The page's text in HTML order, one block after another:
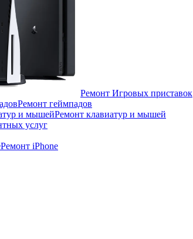
Ремонт Игровых приставок
Ремонт геймпадов
Ремонт клавиатур и мышей
Ремонт iPhone